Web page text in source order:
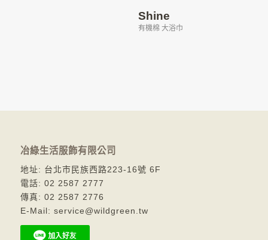
Shine
有機棉 大浴巾
冶綠生活服飾有限公司
地址: 台北市民族西路223-16號 6F
電話: 02 2587 2777
傳真: 02 2587 2776
E-Mail: service@wildgreen.tw